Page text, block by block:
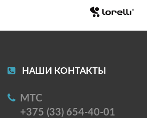
НАШИ КОНТАКТЫ
МТС
+375 (33) 654-40-01